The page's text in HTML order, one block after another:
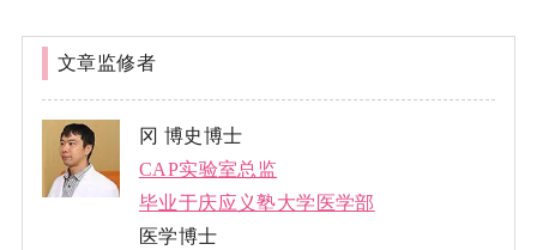
文章监修者
冈 博史博士
CAP实验室总监
毕业于庆应义塾大学医学部
医学博士